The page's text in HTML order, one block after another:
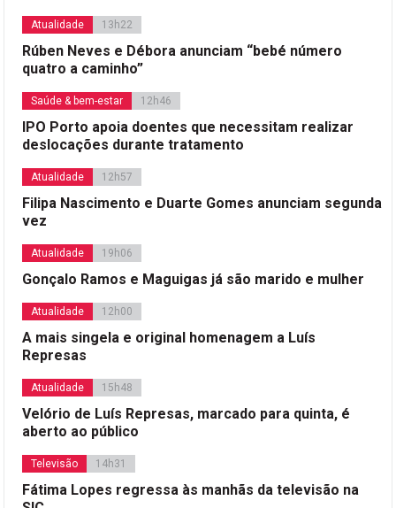
Atualidade 13h22
Rúben Neves e Débora anunciam “bebé número
quatro a caminho”
Saúde & bem-estar 12h46
IPO Porto apoia doentes que necessitam realizar
deslocações durante tratamento
Atualidade 12h57
Filipa Nascimento e Duarte Gomes anunciam segunda
vez
Atualidade 19h06
Gonçalo Ramos e Maguigas já são marido e mulher
Atualidade 12h00
A mais singela e original homenagem a Luís
Represas
Atualidade 15h48
Velório de Luís Represas, marcado para quinta, é
aberto ao público
Televisão 14h31
Fátima Lopes regressa às manhãs da televisão na